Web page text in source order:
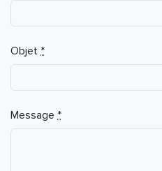
Objet *
Message *